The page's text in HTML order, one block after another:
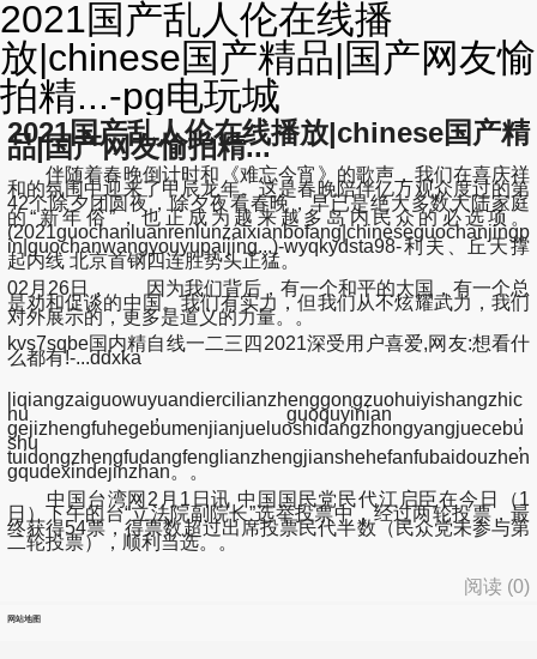
2021国产乱人伦在线播
放|chinese国产精品|国产网友愉
拍精...-pg电玩城
2021国产乱人伦在线播放|chinese国产精
品|国产网友愉拍精...
伴随着春晚倒计时和《难忘今宵》的歌声，我们在喜庆祥
和的氛围中迎来了甲辰龙年。这是春晚陪伴亿万观众度过的第
42个除夕团圆夜，除夕夜看春晚，早已是绝大多数大陆家庭
的“新年俗”，也正成为越来越多岛内民众的必选项。
(2021guochanluanrenlunzaixianbofang|chineseguochanjingp
in|guochanwangyouyupaijing...)-wyqkydsta98-利夫、丘天撑
起内线 北京首钢四连胜势头正猛。
02月26日， 因为我们背后，有一个和平的大国，有一个总
是劝和促谈的中国。我们有实力，但我们从不炫耀武力，我们
对外展示的，更多是道义的力量。。
kvs7sqbe国内精自线一二三四2021深受用户喜爱,网友:想看什
么都有!-...ddxka
liqiangzaiguowuyuandiercilianzhenggongzuohuiyishangzhic
hu，guoquyinian，
gejizhengfuhegebumenjianjueluoshidangzhongyangjuecebu
shu，
tuidongzhengfudangfenglianzhengjianshehefanfubaidouzhen
gqudexindejinzhan。。
中国台湾网2月1日讯 中国国民党民代江启臣在今日（1
日）下午的台“立法院副院长”选举投票中，经过两轮投票，最
终获得54票，得票数超过出席投票民代半数（民众党未参与第
二轮投票），顺利当选。。
阅读 (0)
网站地图